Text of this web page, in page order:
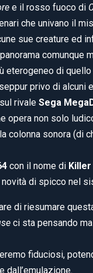
e il rosso fuoco di
che univano il
sue creature ed
eterogeneo di quello
privo di alcuni
rivale Sega
opera non solo
colonna sonora (di
con il nome di
di spicco nel
di riesumare
ci sta pensando
fiduciosi,